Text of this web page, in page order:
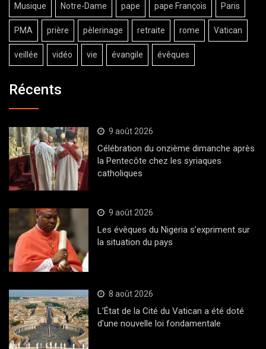
Musique Notre-Dame pape pape François Paris
PMA prière pèlerinage retraite rome Vatican
veillée vidéo vie évangile évêques
Récents
9 août 2026
Célébration du onzième dimanche après
la Pentecôte chez les syriaques
catholiques
9 août 2026
Les évêques du Nigeria s’expriment sur
la situation du pays
8 août 2026
L’État de la Cité du Vatican a été doté
d’une nouvelle loi fondamentale